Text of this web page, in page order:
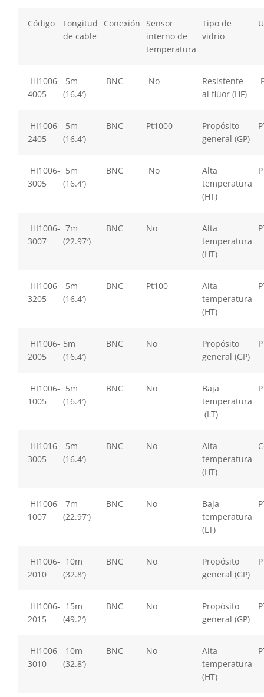
Código
Longitud
de cable
Conexión
Sensor
interno de
temperatura
Tipo de
vidrio
HI1006-
4005
5m
(16.4′)
BNC No
Resistente
al flúor (HF)
HI1006-
2405
5m
(16.4′)
BNC Pt1000
Propósito
general (GP)
HI1006-
3005
5m
(16.4′)
BNC No
Alta
temperatura
(HT)
HI1006-
3007
7m
(22.97′)
BNC No
Alta
temperatura
(HT)
HI1006-
3205
5m
(16.4′)
BNC Pt100
Alta
temperatura
(HT)
HI1006-
2005
5m
(16.4′)
BNC No
Propósito
general (GP)
HI1006-
1005
5m
(16.4′)
BNC No
Baja
temperatura
(LT)
HI1016-
3005
5m
(16.4′)
BNC No
Alta
temperatura
(HT)
HI1006-
1007
7m
(22.97′)
BNC No
Baja
temperatura
(LT)
HI1006-
2010
10m
(32.8′)
BNC No
Propósito
general (GP)
HI1006-
2015
15m
(49.2′)
BNC No
Propósito
general (GP)
HI1006-
3010
10m
(32.8′)
BNC No
Alta
temperatura
(HT)